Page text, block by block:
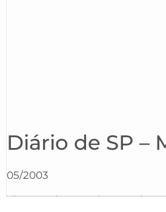
Diário de SP –
05/2003